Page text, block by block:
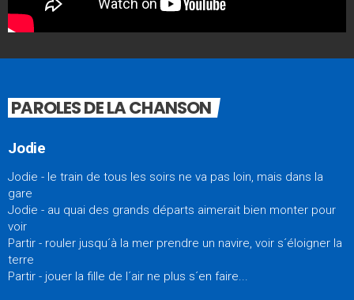
PAROLES DE LA CHANSON
Jodie
Jodie - le train de tous les soirs ne va pas loin, mais dans la
gare
Jodie - au quai des grands départs aimerait bien monter pour
voir
Partir - rouler jusqu´à la mer prendre un navire, voir s´éloigner la
terre
Partir - jouer la fille de l´air ne plus s´en faire...